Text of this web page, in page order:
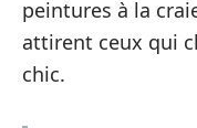
peintures à la
attirent ceux qui
chic.